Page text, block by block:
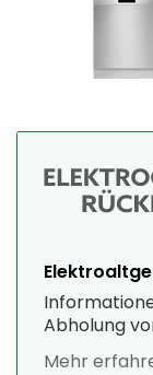
Abholung
Mehr